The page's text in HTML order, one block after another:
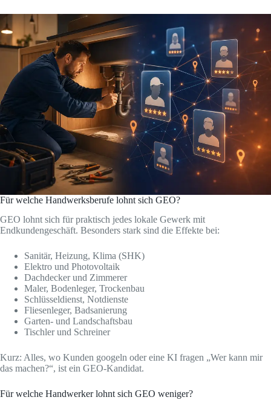
Für welche Handwerksberufe lohnt sich GEO?
GEO lohnt sich für praktisch jedes lokale Gewerk mit
Endkundengeschäft. Besonders stark sind die Effekte bei:
Sanitär, Heizung, Klima (SHK)
Elektro und Photovoltaik
Dachdecker und Zimmerer
Maler, Bodenleger, Trockenbau
Schlüsseldienst, Notdienste
Fliesenleger, Badsanierung
Garten- und Landschaftsbau
Tischler und Schreiner
Kurz: Alles, wo Kunden googeln oder eine KI fragen „Wer kann mir
das machen?“, ist ein GEO-Kandidat.
Für welche Handwerker lohnt sich GEO weniger?